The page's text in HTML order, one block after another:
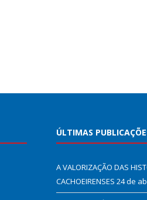
ÚLTIMAS
A VALORIZAÇÃO DAS
CACHOEIRENSES 24 de